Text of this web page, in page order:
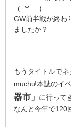
_( ˙꒳​˙ _ )
GW前半戦が終わ
ましたか？
もうタイトルでネ
muchu!本誌のイ
器市」
に行って
なんと今年で120